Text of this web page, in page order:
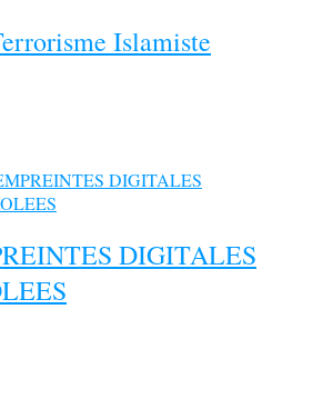
Islamiste
DIGITALES